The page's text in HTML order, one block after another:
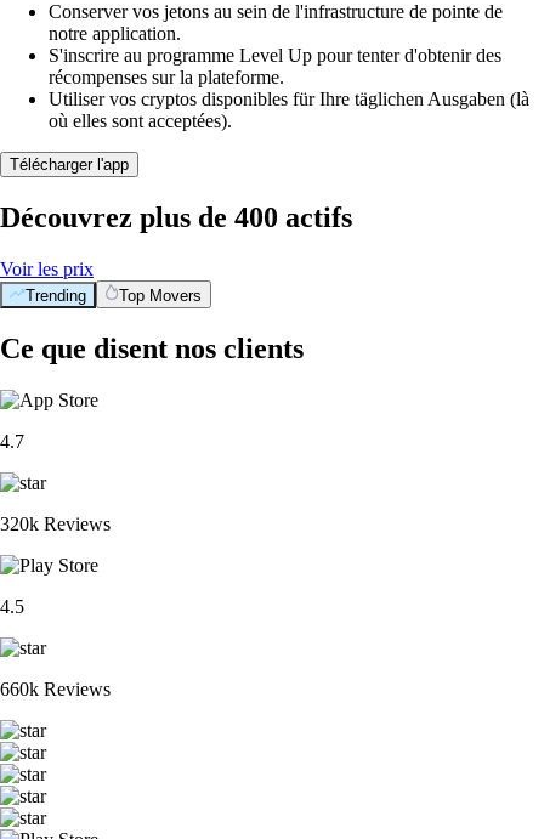
Conserver vos jetons au sein de l'infrastructure de pointe de
notre application.
S'inscrire au programme Level Up pour tenter d'obtenir des
récompenses sur la plateforme.
Utiliser vos cryptos disponibles für Ihre täglichen Ausgaben (là
où elles sont acceptées).
Télécharger l'app
Découvrez plus de 400 actifs
Voir les prix
Trending Top Movers
Ce que disent nos clients
4.7
320k Reviews
4.5
660k Reviews